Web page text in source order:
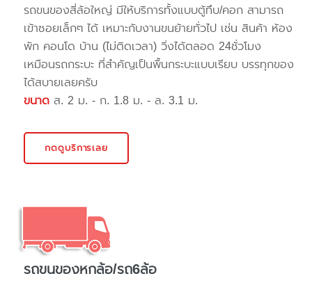
รถขนของสี่ล้อใหญ่ มีให้บริการทั้งแบบตู้ทึบ/คอก สามารถ
เข้าซอยเล็กๆ ได้ เหมาะกับงานขนย้ายทั่วไป เช่น สินค้า ห้อง
พัก คอนโด บ้าน (ไม่ติดเวลา) วิ่งได้ตลอด 24ชั่วโมง
เหมือนรถกระบะ ที่สำคัญเป็นพื้นกระบะแบบเรียบ บรรทุกของ
ได้สบายเลยครับ
ขนาด ส. 2 ม. - ก. 1.8 ม. - ล. 3.1 ม.
กดดูบริการเลย
รถขนของหกล้อ/รถ6ล้อ